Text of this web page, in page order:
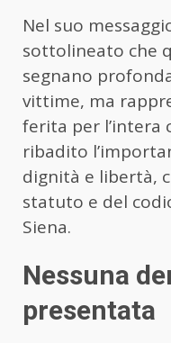
Nel suo
sottolineato che
segnano
vittime, ma
ferita per l’intera
ribadito
dignità e libertà,
statuto e del
Siena.
Nessuna
presentata